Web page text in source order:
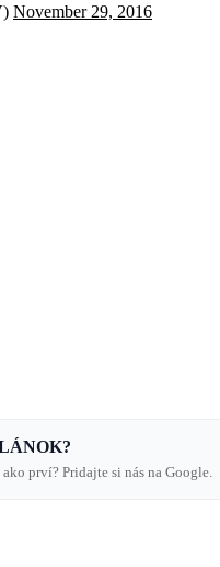
November 29, 2016
prví? Pridajte si nás na Google.